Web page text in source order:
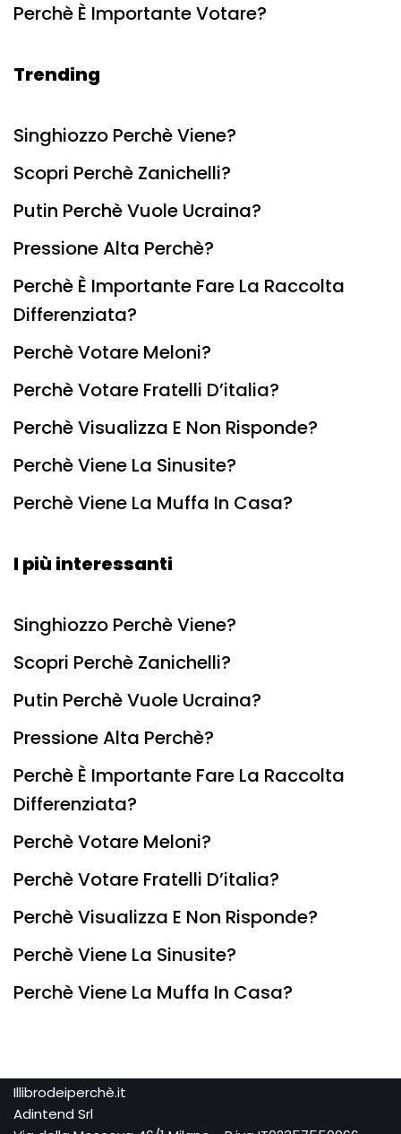
Perchè È Importante Votare?
Trending
Singhiozzo Perchè Viene?
Scopri Perchè Zanichelli?
Putin Perchè Vuole Ucraina?
Pressione Alta Perchè?
Perchè È Importante Fare La Raccolta
Differenziata?
Perchè Votare Meloni?
Perchè Votare Fratelli D’italia?
Perchè Visualizza E Non Risponde?
Perchè Viene La Sinusite?
Perchè Viene La Muffa In Casa?
I più interessanti
Singhiozzo Perchè Viene?
Scopri Perchè Zanichelli?
Putin Perchè Vuole Ucraina?
Pressione Alta Perchè?
Perchè È Importante Fare La Raccolta
Differenziata?
Perchè Votare Meloni?
Perchè Votare Fratelli D’italia?
Perchè Visualizza E Non Risponde?
Perchè Viene La Sinusite?
Perchè Viene La Muffa In Casa?
Illibrodeiperchè.it
Adintend Srl